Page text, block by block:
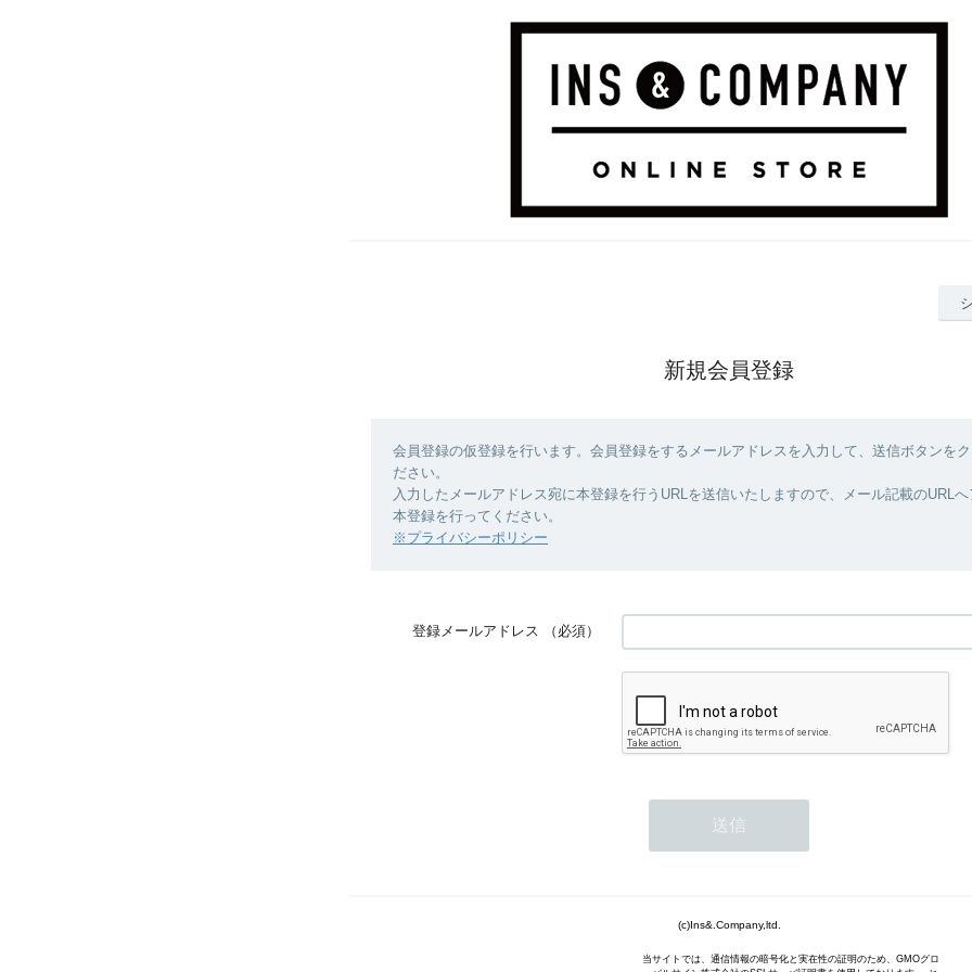
新規会員登録
会員登録の仮登録を行います。会員登録をするメールアドレスを入力して、送信ボタンをク
ださい。
入力したメールアドレス宛に本登録を行うURLを送信いたしますので、メール記載のURLへ
本登録を行ってください。
※プライバシーポリシー
登録メールアドレス （必須）
(c)Ins&.Company,ltd.
当サイトでは、通信情報の暗号化と実在性の証明のため、GMOグロ